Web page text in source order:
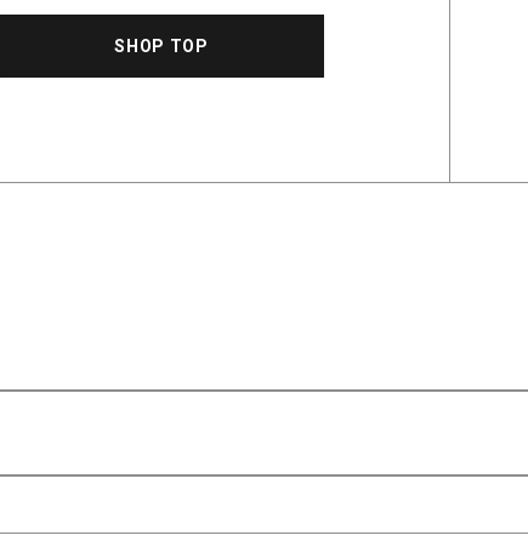
SHOP TOP